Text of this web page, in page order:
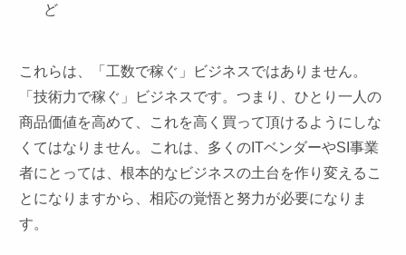
ど
これらは、「工数で稼ぐ」ビジネスではありません。
「技術力で稼ぐ」ビジネスです。つまり、ひとり一人の
商品価値を高めて、これを高く買って頂けるようにしな
くてはなりません。これは、多くのITベンダーやSI事業
者にとっては、根本的なビジネスの土台を作り変えるこ
とになりますから、相応の覚悟と努力が必要になりま
す。